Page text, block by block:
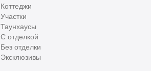
Коттеджи
Участки
Таунхаусы
С отделкой
Без отделки
Эксклюзивы